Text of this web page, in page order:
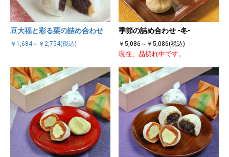
豆大福と彩る栗の詰め合わせ
￥1,684～￥2,754(税込)
季節の詰め合わせ -冬-
￥5,086～￥5,086(税込)
現在、品切れ中です。